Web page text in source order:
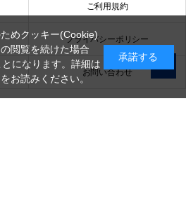
ご利用規約
プライバシーポリシー
お問い合わせ
めクッキー(Cookie)
閲覧を続けた場合
になります。詳細は
をお読みください。
承諾する